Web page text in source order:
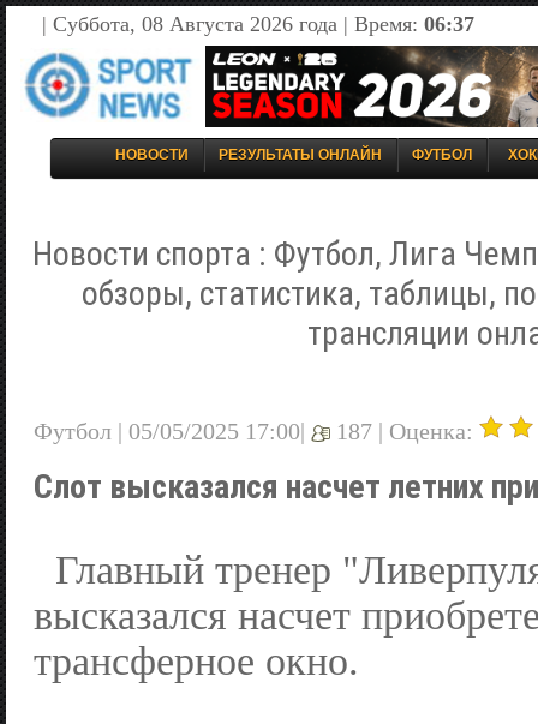
| Суббота, 08 Августа 2026 года | Время: 06:37
НОВОСТИ РЕЗУЛЬТАТЫ ОНЛАЙН ФУТБОЛ
Новости спорта : Футбол, Лига
обзоры, статистика, таблицы,
трансляции
Футбол | 05/05/2025 17:00| 187 | Оценка:
Слот высказался насчет летних
Главный тренер
высказался насчет
трансферное окно.